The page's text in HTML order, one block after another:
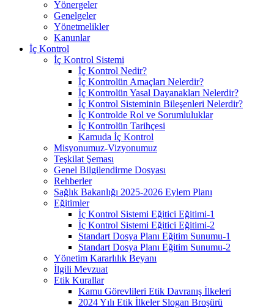
Yönergeler
Genelgeler
Yönetmelikler
Kanunlar
İç Kontrol
İç Kontrol Sistemi
İç Kontrol Nedir?
İç Kontrolün Amaçları Nelerdir?
İç Kontrolün Yasal Dayanakları Nelerdir?
İç Kontrol Sisteminin Bileşenleri Nelerdir?
İç Kontrolde Rol ve Sorumluluklar
İç Kontrolün Tarihçesi
Kamuda İç Kontrol
Misyonumuz-Vizyonumuz
Teşkilat Şeması
Genel Bilgilendirme Dosyası
Rehberler
Sağlık Bakanlığı 2025-2026 Eylem Planı
Eğitimler
İç Kontrol Sistemi Eğitici Eğitimi-1
İç Kontrol Sistemi Eğitici Eğitimi-2
Standart Dosya Planı Eğitim Sunumu-1
Standart Dosya Planı Eğitim Sunumu-2
Yönetim Kararlılık Beyanı
İlgili Mevzuat
Etik Kurallar
Kamu Görevlileri Etik Davranış İlkeleri
2024 Yılı Etik İlkeler Slogan Broşürü